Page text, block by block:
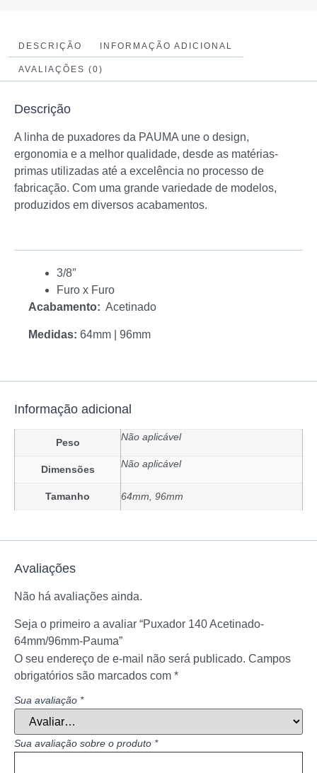
DESCRIÇÃO INFORMAÇÃO ADICIONAL
AVALIAÇÕES (0)
Descrição
A linha de puxadores da PAUMA une o design,
ergonomia e a melhor qualidade, desde as matérias-
primas utilizadas até a excelência no processo de
fabricação. Com uma grande variedade de modelos,
produzidos em diversos acabamentos.
3/8″
Furo x Furo
Acabamento: Acetinado
Medidas: 64mm | 96mm
Informação adicional
Peso Não aplicável
Dimensões Não aplicável
Tamanho 64mm, 96mm
Avaliações
Não há avaliações ainda.
Seja o primeiro a avaliar “Puxador 140 Acetinado-
64mm/96mm-Pauma”
O seu endereço de e-mail não será publicado. Campos
obrigatórios são marcados com *
Sua avaliação *
Sua avaliação sobre o produto *